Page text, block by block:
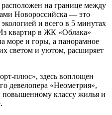
на границе между
Новороссийска — это
и всего в 5 минутах
квартир в ЖК «Облака»
море и горы, а панорамное
светом и уютом, расширяет
плюс», здесь воплощен
девелопера «Неометрия»,
повышенному классу жилья и